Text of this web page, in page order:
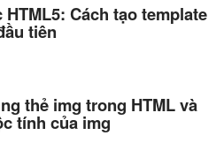
HTML5: Cách tạo template
tiên
thẻ img trong HTML và
tính của img